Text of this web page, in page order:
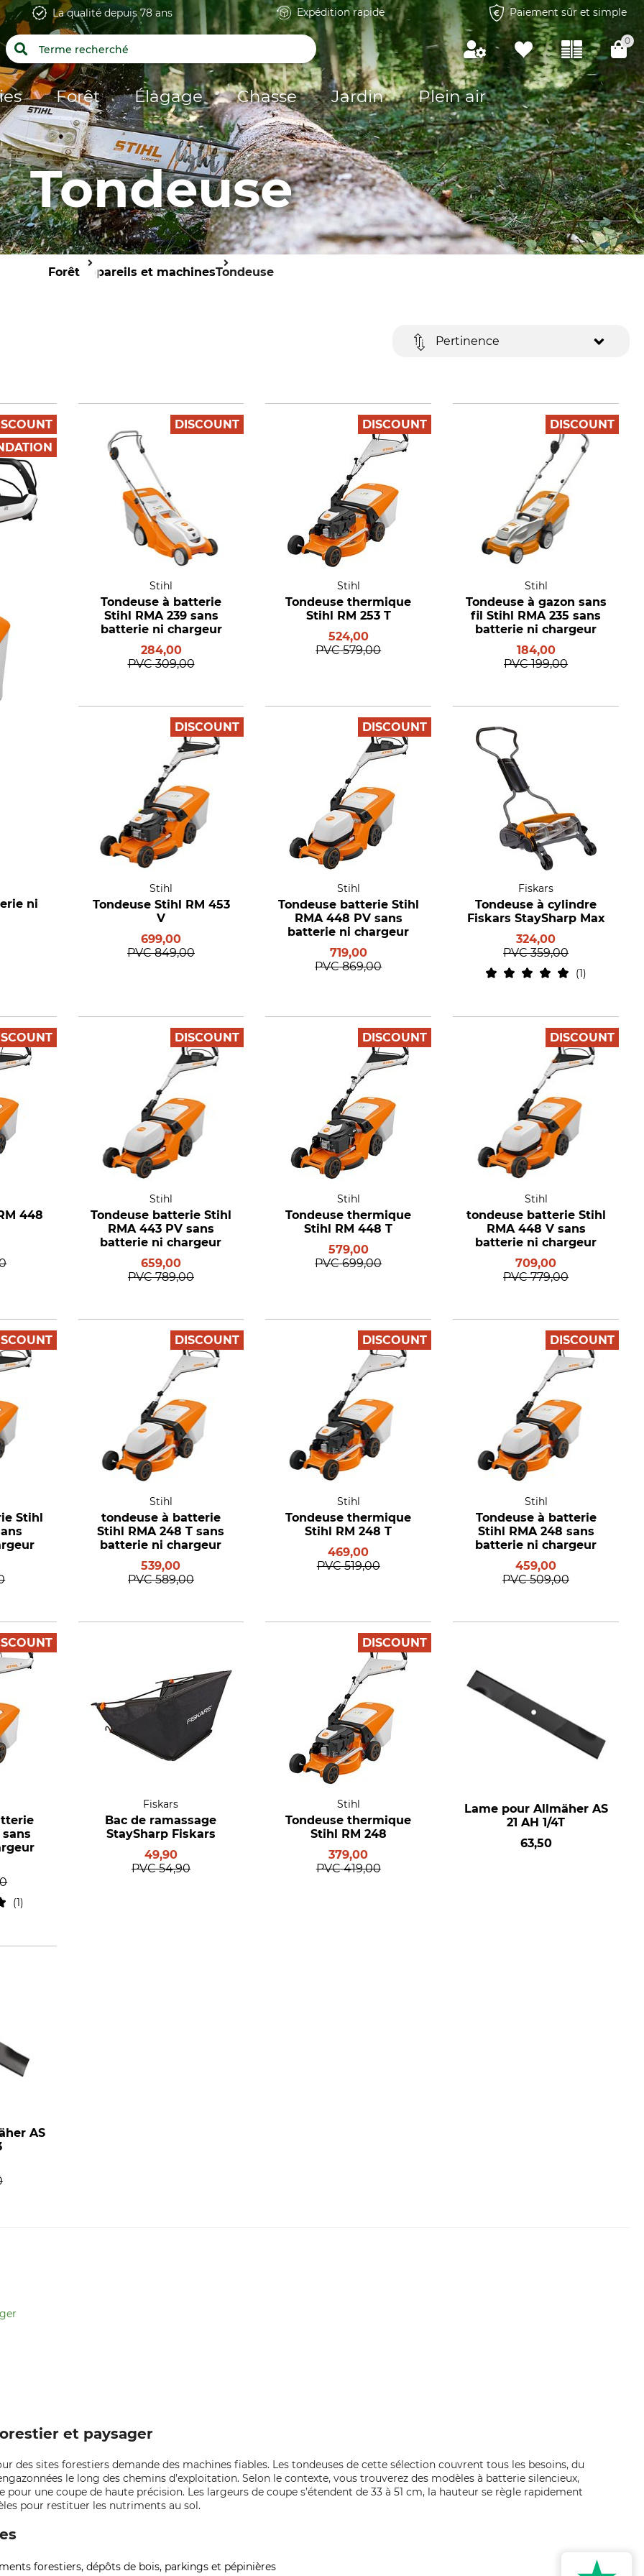
La qualité depuis 78 ans Expédition rapide Paiement sûr et simple
0
Forêt Élagage Chasse Jardin Plein air
Tondeuse
Forêt Appareils et machinesTondeuse
Pertinence
ni
DISCOUNT
Stihl
Tondeuse à batterie
Stihl RMA 239 sans
batterie ni chargeur
284,00
PVC 309,00
DISCOUNT
Stihl
Tondeuse thermique
Stihl RM 253 T
524,00
PVC 579,00
DISCOUNT
Stihl
Tondeuse à gazon sans
fil Stihl RMA 235 sans
batterie ni chargeur
184,00
PVC 199,00
DISCOUNT
Stihl
Tondeuse Stihl RM 453
V
699,00
PVC 849,00
DISCOUNT
Stihl
Tondeuse batterie Stihl
RMA 448 PV sans
batterie ni chargeur
719,00
PVC 869,00
Fiskars
Tondeuse à cylindre
Fiskars StaySharp Max
324,00
PVC 359,00
1
448
DISCOUNT
Stihl
Tondeuse batterie Stihl
RMA 443 PV sans
batterie ni chargeur
659,00
PVC 789,00
DISCOUNT
Stihl
Tondeuse thermique
Stihl RM 448 T
579,00
PVC 699,00
DISCOUNT
Stihl
tondeuse batterie Stihl
RMA 448 V sans
batterie ni chargeur
709,00
PVC 779,00
Stihl
DISCOUNT
Stihl
tondeuse à batterie
Stihl RMA 248 T sans
batterie ni chargeur
539,00
PVC 589,00
DISCOUNT
Stihl
Tondeuse thermique
Stihl RM 248 T
469,00
PVC 519,00
DISCOUNT
Stihl
Tondeuse à batterie
Stihl RMA 248 sans
batterie ni chargeur
459,00
PVC 509,00
sans
1
Fiskars
Bac de ramassage
StaySharp Fiskars
49,90
PVC 54,90
DISCOUNT
Stihl
Tondeuse thermique
Stihl RM 248
379,00
PVC 419,00
Lame pour Allmäher AS
21 AH 1/4T
63,50
AS
et paysager
des sites forestiers demande des machines fiables. Les tondeuses de cette sélection couvrent tous les besoins, du
le long des chemins d’exploitation. Selon le contexte, vous trouverez des modèles à batterie silencieux,
une coupe de haute précision. Les largeurs de coupe s’étendent de 33 à 51 cm, la hauteur se règle rapidement
pour restituer les nutriments au sol.
forestiers, dépôts de bois, parkings et pépinières